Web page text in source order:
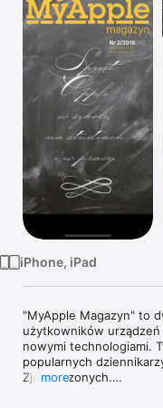
Watch
TV
iPhone, iPad
"MyApple Magazyn" to
użytkowników
nowymi technologiami.
popularnych
Zjednoczonych.
more